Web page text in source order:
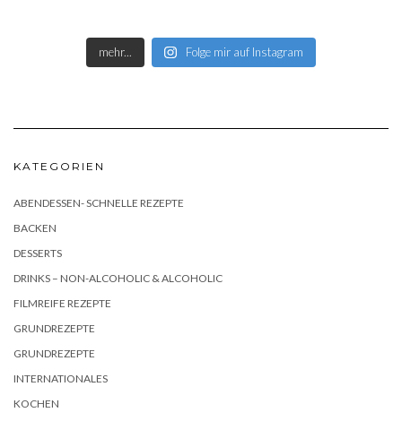
mehr... Folge mir auf Instagram
KATEGORIEN
ABENDESSEN- SCHNELLE REZEPTE
BACKEN
DESSERTS
DRINKS – NON-ALCOHOLIC & ALCOHOLIC
FILMREIFE REZEPTE
GRUNDREZEPTE
GRUNDREZEPTE
INTERNATIONALES
KOCHEN